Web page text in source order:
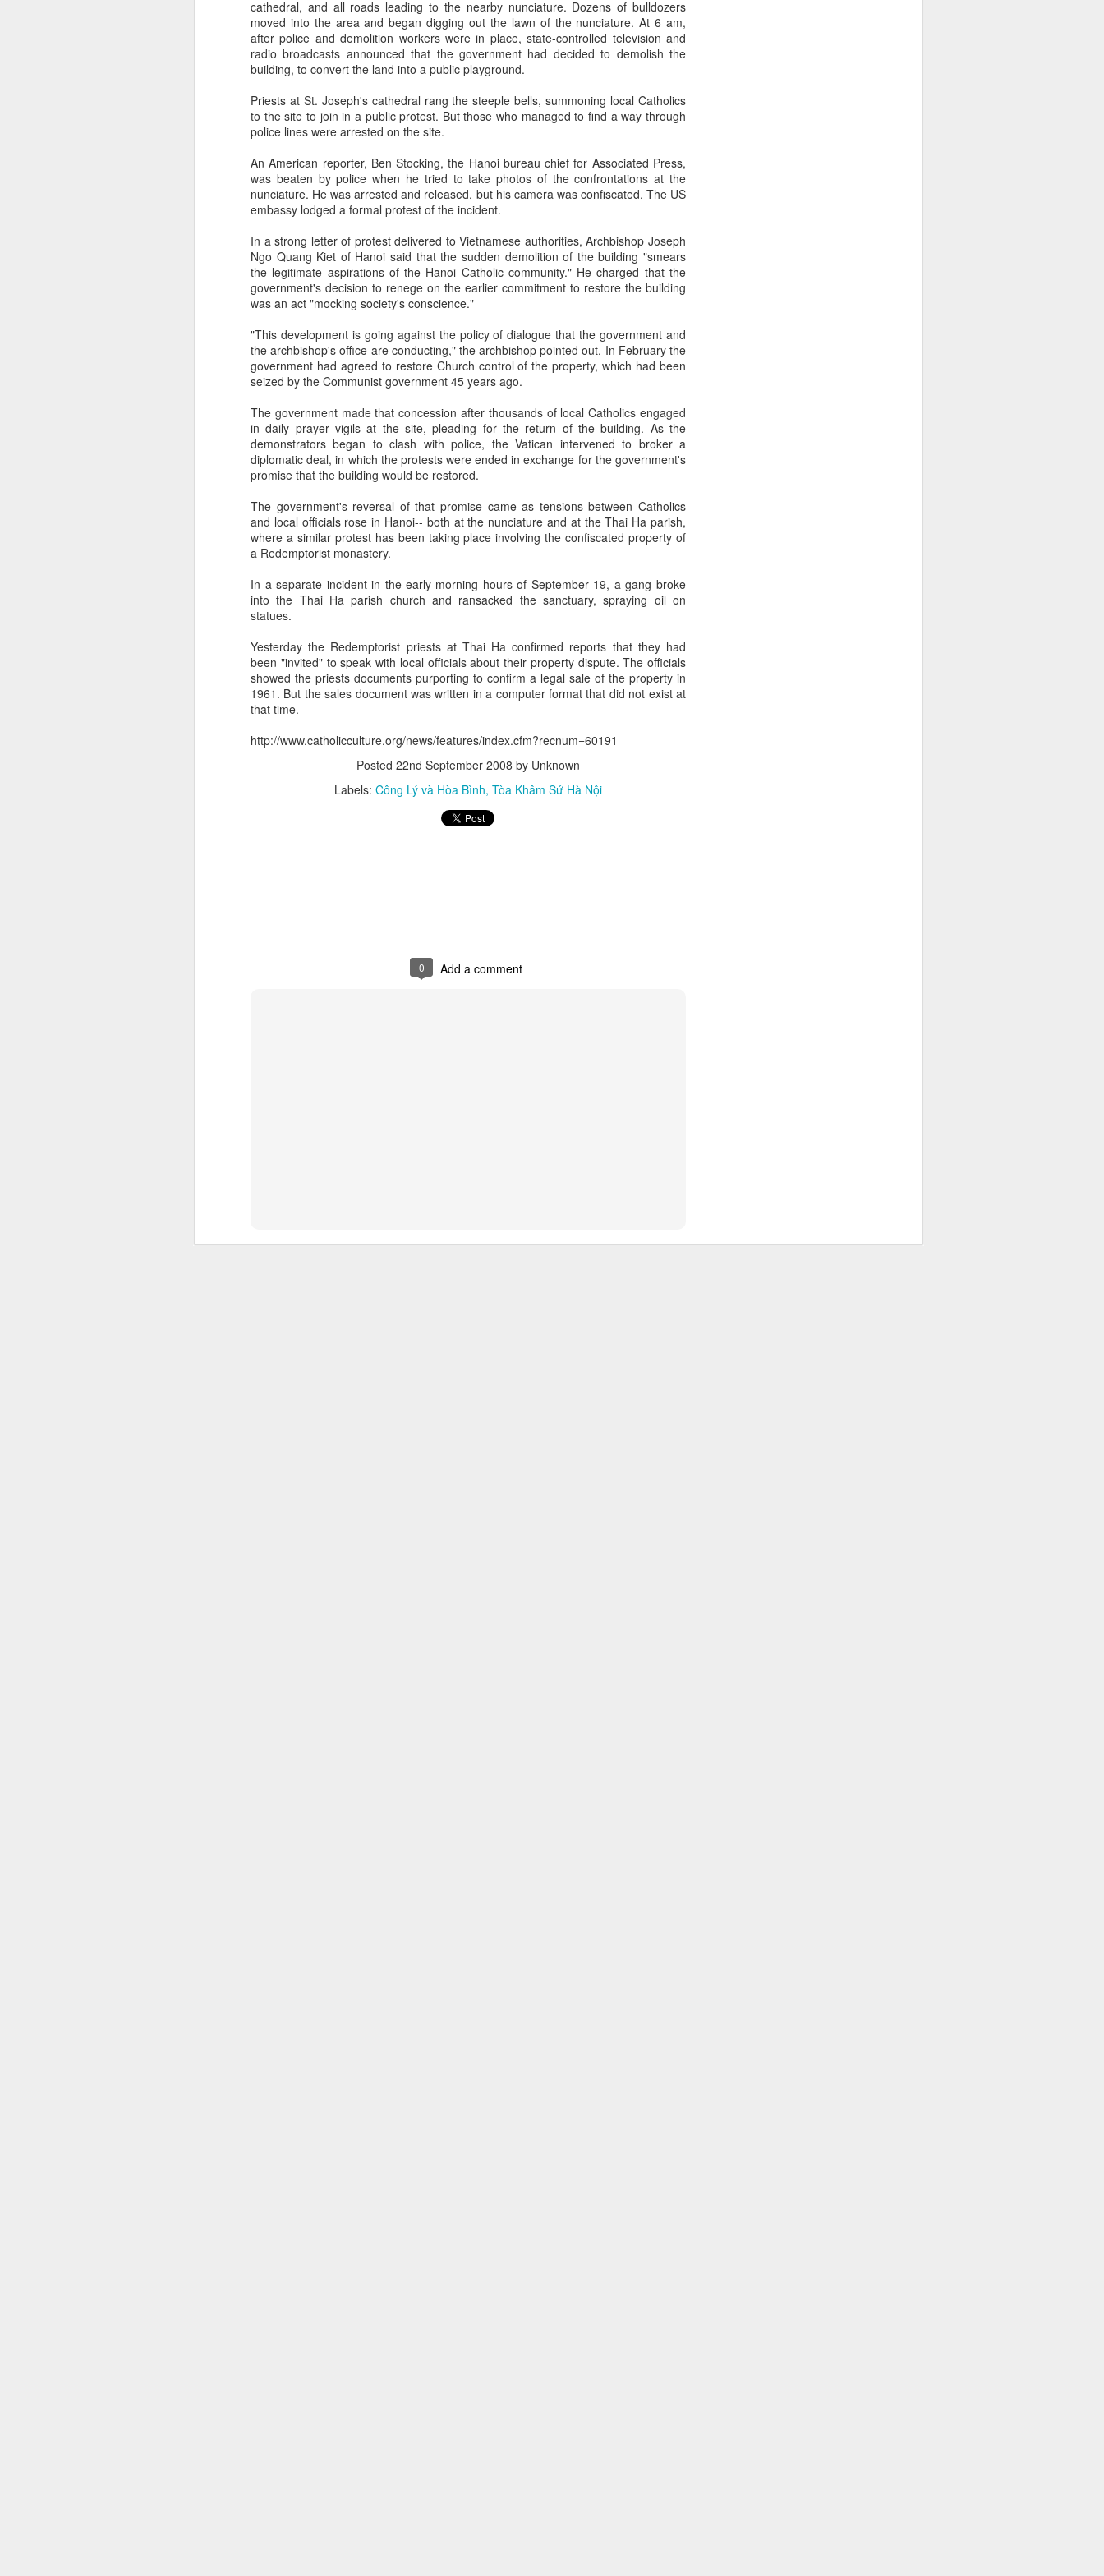
cathedral, and all roads leading to the nearby nunciature. Dozens of bulldozers
moved into the area and began digging out the lawn of the nunciature. At 6 am,
after police and demolition workers were in place, state-controlled television and
radio broadcasts announced that the government had decided to demolish the
building, to convert the land into a public playground.
Priests at St. Joseph's cathedral rang the steeple bells, summoning local Catholics
to the site to join in a public protest. But those who managed to find a way through
police lines were arrested on the site.
An American reporter, Ben Stocking, the Hanoi bureau chief for Associated Press,
was beaten by police when he tried to take photos of the confrontations at the
nunciature. He was arrested and released, but his camera was confiscated. The US
embassy lodged a formal protest of the incident.
In a strong letter of protest delivered to Vietnamese authorities, Archbishop Joseph
Ngo Quang Kiet of Hanoi said that the sudden demolition of the building "smears
the legitimate aspirations of the Hanoi Catholic community." He charged that the
government's decision to renege on the earlier commitment to restore the building
was an act "mocking society's conscience."
"This development is going against the policy of dialogue that the government and
the archbishop's office are conducting," the archbishop pointed out. In February the
government had agreed to restore Church control of the property, which had been
seized by the Communist government 45 years ago.
The government made that concession after thousands of local Catholics engaged
in daily prayer vigils at the site, pleading for the return of the building. As the
demonstrators began to clash with police, the Vatican intervened to broker a
diplomatic deal, in which the protests were ended in exchange for the government's
promise that the building would be restored.
The government's reversal of that promise came as tensions between Catholics
and local officials rose in Hanoi-- both at the nunciature and at the Thai Ha parish,
where a similar protest has been taking place involving the confiscated property of
a Redemptorist monastery.
In a separate incident in the early-morning hours of September 19, a gang broke
into the Thai Ha parish church and ransacked the sanctuary, spraying oil on
statues.
Yesterday the Redemptorist priests at Thai Ha confirmed reports that they had
been "invited" to speak with local officials about their property dispute. The officials
showed the priests documents purporting to confirm a legal sale of the property in
1961. But the sales document was written in a computer format that did not exist at
that time.
http://www.catholicculture.org/news/features/index.cfm?recnum=60191
Posted 22nd September 2008 by Unknown
Labels: Công Lý và Hòa Bình Tòa Khâm Sứ Hà Nội
0 Add a comment